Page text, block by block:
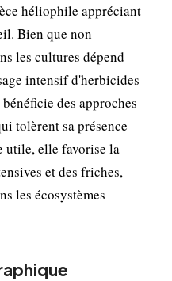
héliophile appréciant
Bien que non
les cultures dépend
intensif d'herbicides
des approches
tolèrent sa présence
utile, elle favorise la
et des friches,
les écosystèmes